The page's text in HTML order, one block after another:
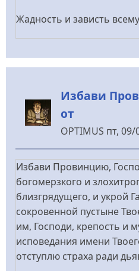
Жадность и зависть
Избави
от
OPTIMUS пт, 09/
Избави Провинцию,
богомерзкого и
близгрядущего, и укрой
сокровенной пустыне
им, Господи, крепость и
исповедания имени
отступлю страха ради